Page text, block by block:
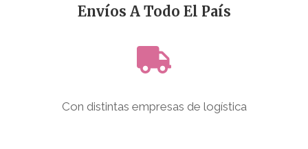
Envíos A Todo El País
Con distintas empresas de logística